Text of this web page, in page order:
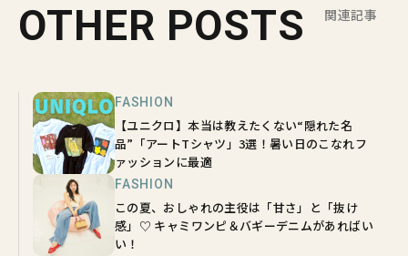
OTHER POSTS 関連記事
FASHION
【ユニクロ】本当は教えたくない“隠れた名
品”「アートTシャツ」3選！暑い日のこなれフ
ァッションに最適
FASHION
この夏、おしゃれの主役は「甘さ」と「抜け
感」♡ キャミワンピ＆バギーデニムがあればい
い！